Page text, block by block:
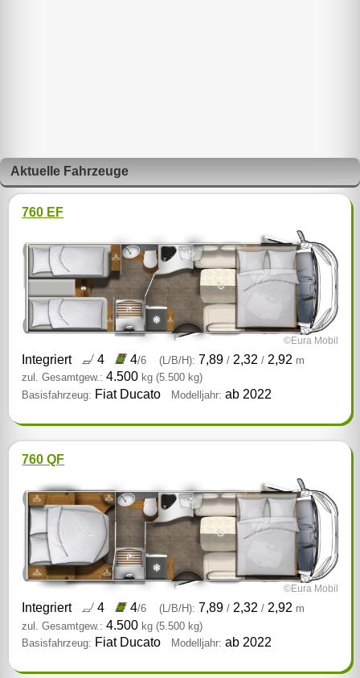
Aktuelle Fahrzeuge
760 EF
©Eura Mobil
Integriert 4 4/6 (L/B/H): 7,89/ 2,32/ 2,92 m
zul. Gesamtgew.: 4.500 kg (5.500 kg)
Basisfahrzeug: Fiat Ducato Modelljahr: ab 2022
760 QF
©Eura Mobil
Integriert 4 4/6 (L/B/H): 7,89/ 2,32/ 2,92 m
zul. Gesamtgew.: 4.500 kg (5.500 kg)
Basisfahrzeug: Fiat Ducato Modelljahr: ab 2022